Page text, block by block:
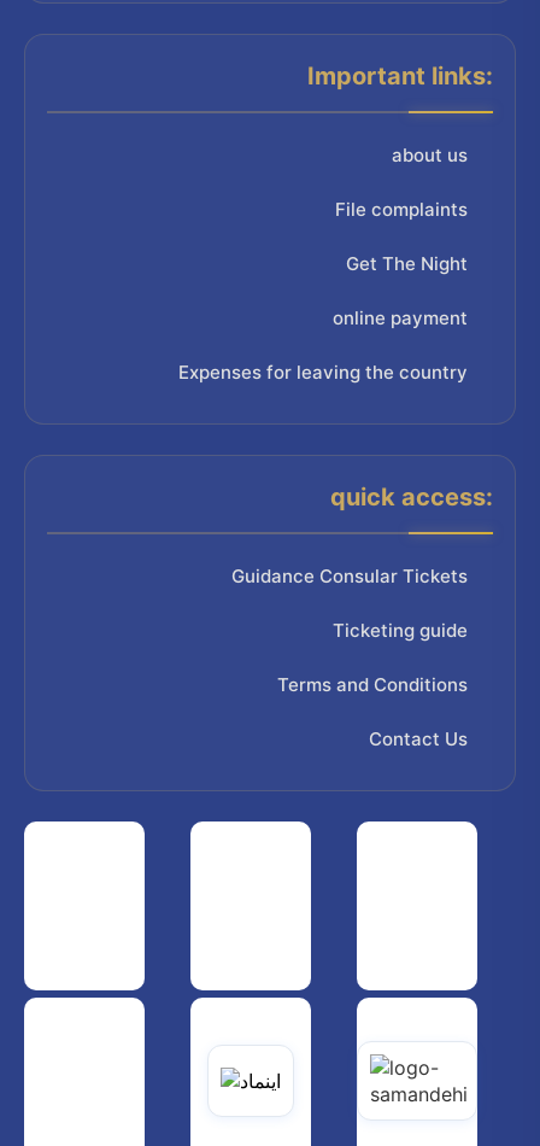
Important links:
about us
File complaints
Get The Night
online payment
Expenses for leaving the country
quick access:
Guidance Consular Tickets
Ticketing guide
Terms and Conditions
Contact Us